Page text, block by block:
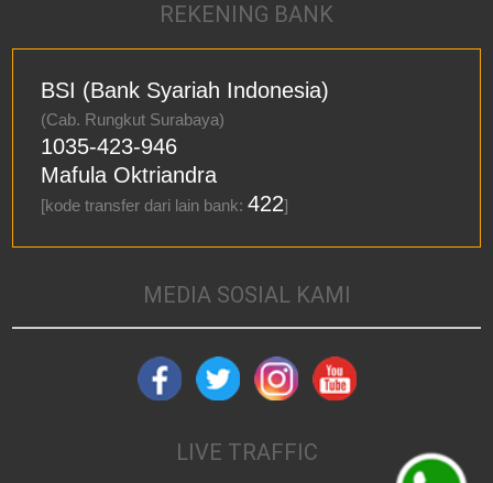
REKENING BANK
BSI (Bank Syariah Indonesia)
(Cab. Rungkut Surabaya)
1035-423-946
Mafula Oktriandra
[kode transfer dari lain bank:422]
MEDIA SOSIAL KAMI
LIVE TRAFFIC